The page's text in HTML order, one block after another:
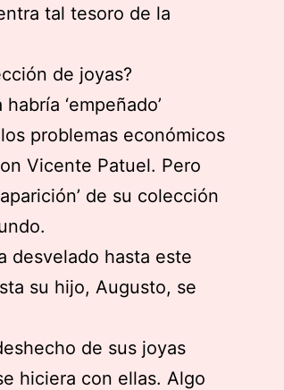
tal tesoro de la
de joyas?
‘empeñado’
problemas económicos
Vicente Patuel. Pero
de su colección
desvelado hasta este
su hijo, Augusto, se
de sus joyas
hiciera con ellas. Algo